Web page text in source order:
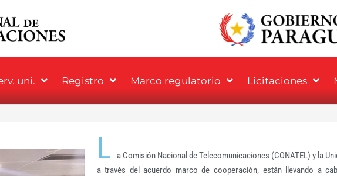
uni. Registro Marco regulatorio Licitaciones
L
a Comisión Nacional de Telecomunicaciones (CONATEL) y la
a través del acuerdo marco de cooperación, están llevando a